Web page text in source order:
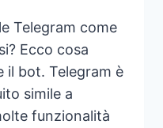
Telegram come
Ecco cosa
il bot. Telegram è
simile a
funzionalità